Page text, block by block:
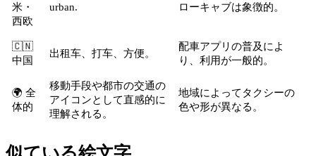
米・
西欧
urban.
ローキャブは象徴的。
🇨🇳
中国
出租车、打车、方便。
配車アプリの普及によ
り、利用が一般的。
🌍 全
体的
移動手段や都市の交通の
アイコンとして直感的に
理解される。
地域によってタクシーの
色や形が異なる。